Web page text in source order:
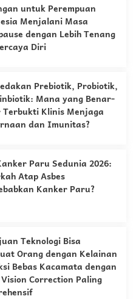
untuk Perempuan
Menjalani Masa
dengan Lebih Tenang
Diri
Prebiotik, Probiotik,
Mana yang Benar-
Terbukti Klinis Menjaga
dan Imunitas?
Paru Sedunia 2026:
Atap Asbes
Kanker Paru?
Teknologi Bisa
Orang dengan Kelainan
Bebas Kacamata dengan
Correction Paling